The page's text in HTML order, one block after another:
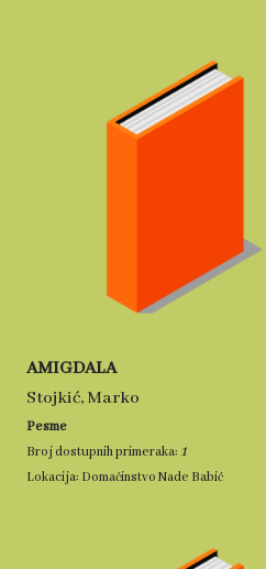
AMIGDALA
Stojkić, Marko
Pesme
Broj dostupnih primeraka: 1
Lokacija: Domaćinstvo Nade Babić